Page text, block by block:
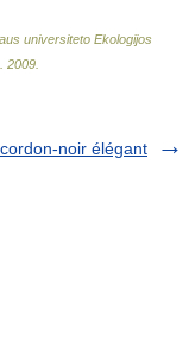
universiteto Ekologijos
2009
cordon-noir élégant